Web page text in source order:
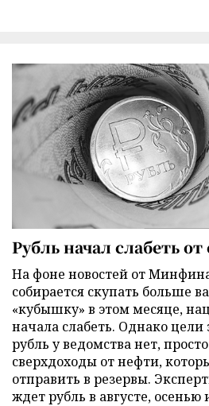
Рубль начал слабеть
На фоне новостей от
собирается скупать больше
«кубышку» в этом месяце,
начала слабеть. Однако цели
рубль у ведомства нет,
сверхдоходы от нефти,
отправить в резервы.
ждет рубль в августе, осенью